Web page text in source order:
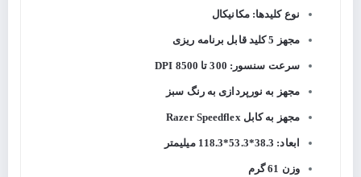
نوع کلیدها: مکانیکال
مجهز 5 کلید قابل برنامه ریزی
سرعت سنسور: 300 تا 8500 DPI
مجهز به نورپردازی به رنگ سبز
مجهز به کابل Razer Speedflex
ابعاد: 38.3*53.3*118.3 میلیمتر
وزن 61 گرم